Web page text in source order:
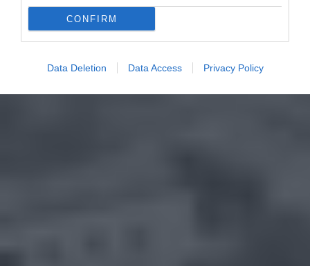
CONFIRM
Data Deletion Data Access Privacy Policy